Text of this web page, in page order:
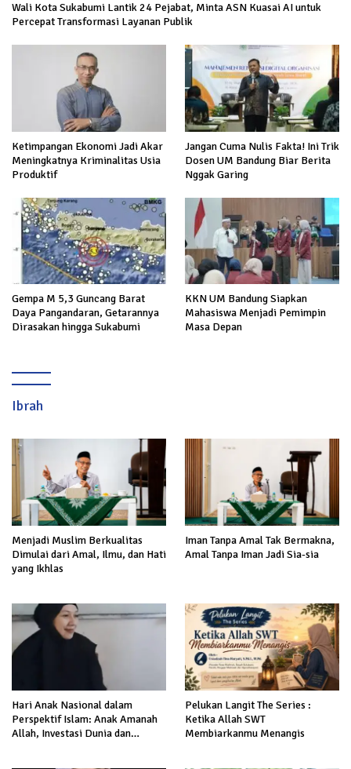
Wali Kota Sukabumi Lantik 24 Pejabat, Minta ASN Kuasai AI untuk
Percepat Transformasi Layanan Publik
Ketimpangan Ekonomi Jadi Akar
Meningkatnya Kriminalitas Usia
Produktif
Jangan Cuma Nulis Fakta! Ini Trik
Dosen UM Bandung Biar Berita
Nggak Garing
Gempa M 5,3 Guncang Barat
Daya Pangandaran, Getarannya
Dirasakan hingga Sukabumi
KKN UM Bandung Siapkan
Mahasiswa Menjadi Pemimpin
Masa Depan
Ibrah
Menjadi Muslim Berkualitas
Dimulai dari Amal, Ilmu, dan Hati
yang Ikhlas
Iman Tanpa Amal Tak Bermakna,
Amal Tanpa Iman Jadi Sia-sia
Hari Anak Nasional dalam
Perspektif Islam: Anak Amanah
Allah, Investasi Dunia dan
Pelukan Langit The Series :
Ketika Allah SWT
Membiarkanmu Menangis